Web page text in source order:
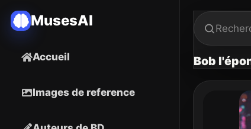
MusesAI
Accueil
Images de reference
Bob